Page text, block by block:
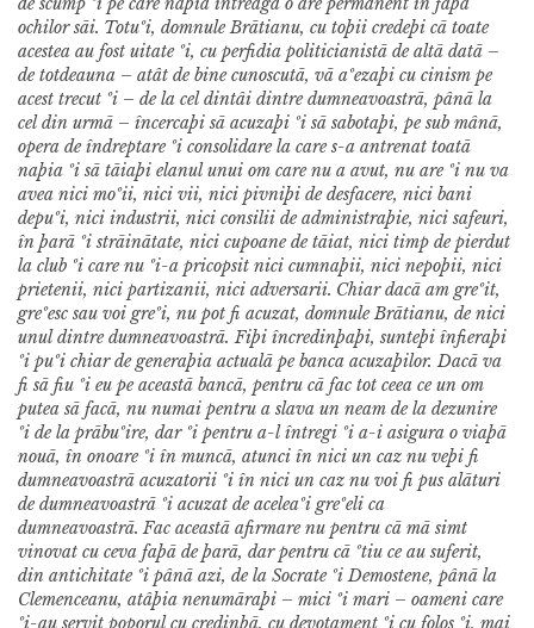
ochilor sãi. Totuºi, domnule Brãtianu, cu toþii credeþi cã toate
acestea au fost uitate ºi, cu perfidia politicianistã de altã datã –
de totdeauna – atât de bine cunoscutã, vã aºezaþi cu cinism pe
acest trecut ºi – de la cel dintâi dintre dumneavoastrã, pânã la
cel din urmã – încercaþi sã acuzaþi ºi sã sabotaþi, pe sub mânã,
opera de îndreptare ºi consolidare la care s-a antrenat toatã
naþia ºi sã tãiaþi elanul unui om care nu a avut, nu are ºi nu va
avea nici moºii, nici vii, nici pivniþi de desfacere, nici bani
depuºi, nici industrii, nici consilii de administraþie, nici safeuri,
în þarã ºi strãinãtate, nici cupoane de tãiat, nici timp de pierdut
la club ºi care nu ºi-a pricopsit nici cumnaþii, nici nepoþii, nici
prietenii, nici partizanii, nici adversarii. Chiar dacã am greºit,
greºesc sau voi greºi, nu pot fi acuzat, domnule Brãtianu, de nici
unul dintre dumneavoastrã. Fiþi încredinþaþi, sunteþi înfieraþi
ºi puºi chiar de generaþia actualã pe banca acuzaþilor. Dacã va
fi sã fiu ºi eu pe aceastã bancã, pentru cã fac tot ceea ce un om
putea sã facã, nu numai pentru a slava un neam de la dezunire
ºi de la prãbuºire, dar ºi pentru a-l întregi ºi a-i asigura o viaþã
nouã, în onoare ºi în muncã, atunci în nici un caz nu veþi fi
dumneavoastrã acuzatorii ºi în nici un caz nu voi fi pus alãturi
de dumneavoastrã ºi acuzat de aceleaºi greºeli ca
dumneavoastrã. Fac aceastã afirmare nu pentru cã mã simt
vinovat cu ceva faþã de þarã, dar pentru cã ºtiu ce au suferit,
din antichitate ºi pânã azi, de la Socrate ºi Demostene, pânã la
Clemenceanu, atâþia nenumãraþi – mici ºi mari – oameni care
ºi-au servit poporul cu credinþã, cu devotament ºi cu folos ºi, mai